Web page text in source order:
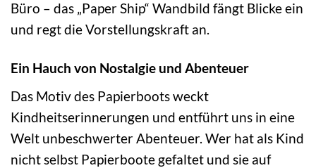
Büro – das „Paper Ship“ Wandbild fängt Blicke ein
und regt die Vorstellungskraft an.
Ein Hauch von Nostalgie und Abenteuer
Das Motiv des Papierboots weckt
Kindheitserinnerungen und entführt uns in eine
Welt unbeschwerter Abenteuer. Wer hat als Kind
nicht selbst Papierboote gefaltet und sie auf